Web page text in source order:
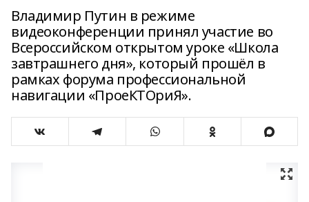
Владимир Путин в режиме
видеоконференции принял участие во
Всероссийском открытом уроке «Школа
завтрашнего дня», который прошёл в
рамках форума профессиональной
навигации «ПроеКТОриЯ».